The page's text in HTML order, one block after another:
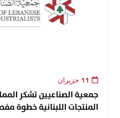
جمعية الصناعيين تشكر
المنتجات اللبنانية خطوة